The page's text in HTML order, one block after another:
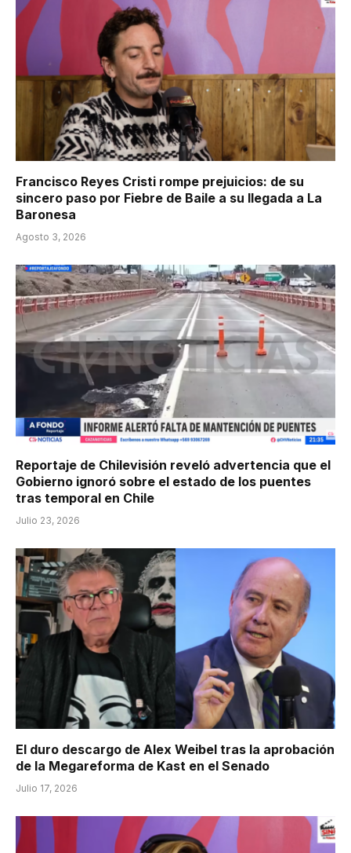
Francisco Reyes Cristi rompe prejuicios: de su
sincero paso por Fiebre de Baile a su llegada a La
Baronesa
Agosto 3, 2026
Reportaje de Chilevisión reveló advertencia que el
Gobierno ignoró sobre el estado de los puentes
tras temporal en Chile
Julio 23, 2026
El duro descargo de Alex Weibel tras la aprobación
de la Megareforma de Kast en el Senado
Julio 17, 2026